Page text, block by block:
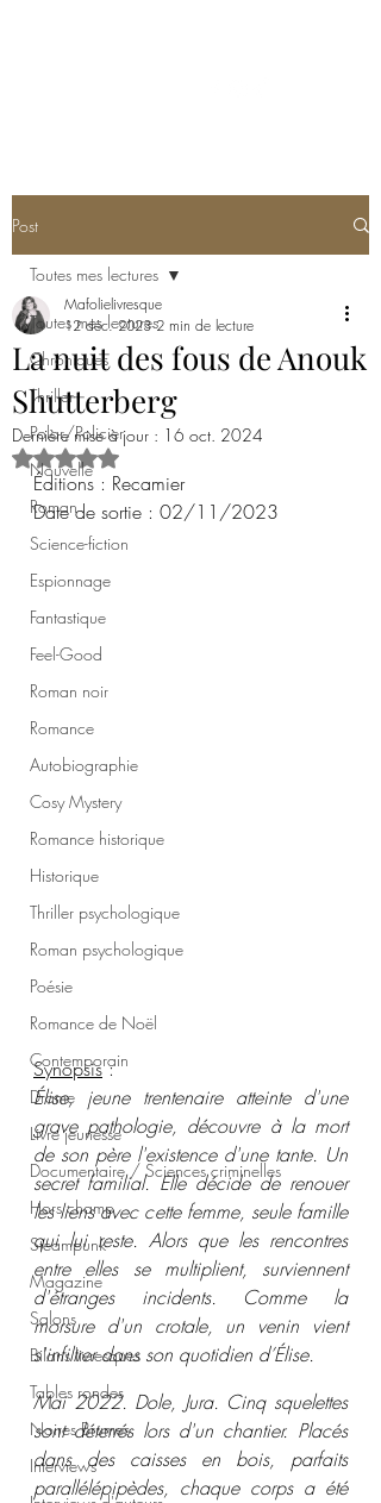
Post
Toutes mes lectures
Chroniques
Thriller
Polar/Policier
Nouvelle
Roman
Science-fiction
Espionnage
Fantastique
Feel-Good
Roman noir
Romance
Autobiographie
Cosy Mystery
Romance historique
Historique
Thriller psychologique
Roman psychologique
Poésie
Romance de Noël
Contemporain
Drame
Livre jeunesse
Documentaire / Sciences criminelles
Hors champ
Steampunk
Magazine
Salons
Bilans livresques
Tables rondes
Noires Brumes
Interviews
Toutes mes lectures
La nuit des fous de Anouk
Shutterberg
Mafolielivresque
12 déc. 2023 2 min de lecture
Dernière mise à jour : 16 oct. 2024
Noté NaN étoiles sur 5.
Éditions : Recamier
Date de sortie : 02/11/2023
Synopsis :
Élise, jeune trentenaire atteinte d'une
grave pathologie, découvre à la mort
de son père l'existence d'une tante. Un
secret familial. Elle décide de renouer
les liens avec cette femme, seule famille
qui lui reste. Alors que les rencontres
entre elles se multiplient, surviennent
d'étranges incidents. Comme la
morsure d'un crotale, un venin vient
s'infiltrer dans son quotidien d’Élise.
Mai 2022. Dole, Jura. Cinq squelettes
sont déterrés lors d'un chantier. Placés
dans des caisses en bois, parfaits
parallélépipèdes, chaque corps a été